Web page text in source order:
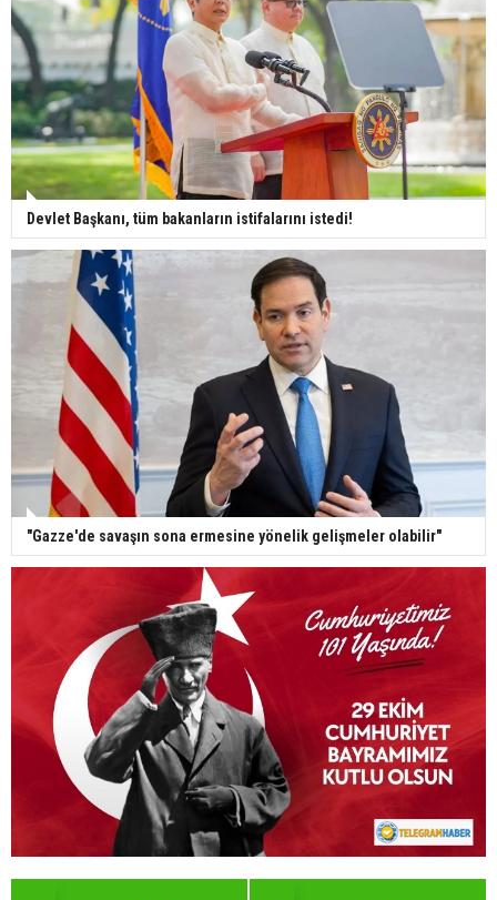
Devlet Başkanı, tüm bakanların istifalarını istedi!
"Gazze'de savaşın sona ermesine yönelik gelişmeler olabilir"